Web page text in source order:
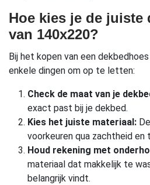
Hoe kies je de juiste
van 140x220?
Bij het kopen van een
enkele dingen om op te letten:
Check de maat van je
exact past bij je dekbed.
Kies het juiste materiaal:
voorkeuren qua zachtheid en
Houd rekening met
materiaal dat makkelijk te
belangrijk vindt.